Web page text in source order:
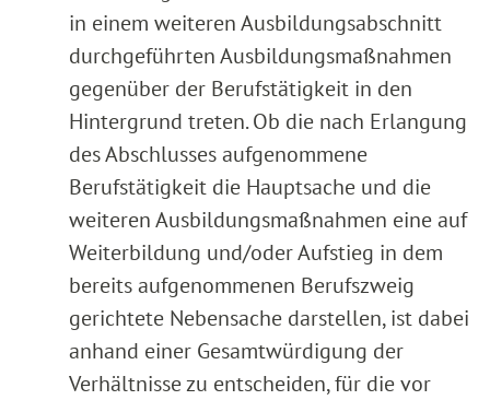
in einem weiteren Ausbildungsabschnitt
durchgeführten Ausbildungsmaßnahmen
gegenüber der Berufstätigkeit in den
Hintergrund treten. Ob die nach Erlangung
des Abschlusses aufgenommene
Berufstätigkeit die Hauptsache und die
weiteren Ausbildungsmaßnahmen eine auf
Weiterbildung und/oder Aufstieg in dem
bereits aufgenommenen Berufszweig
gerichtete Nebensache darstellen, ist dabei
anhand einer Gesamtwürdigung der
Verhältnisse zu entscheiden, für die vor